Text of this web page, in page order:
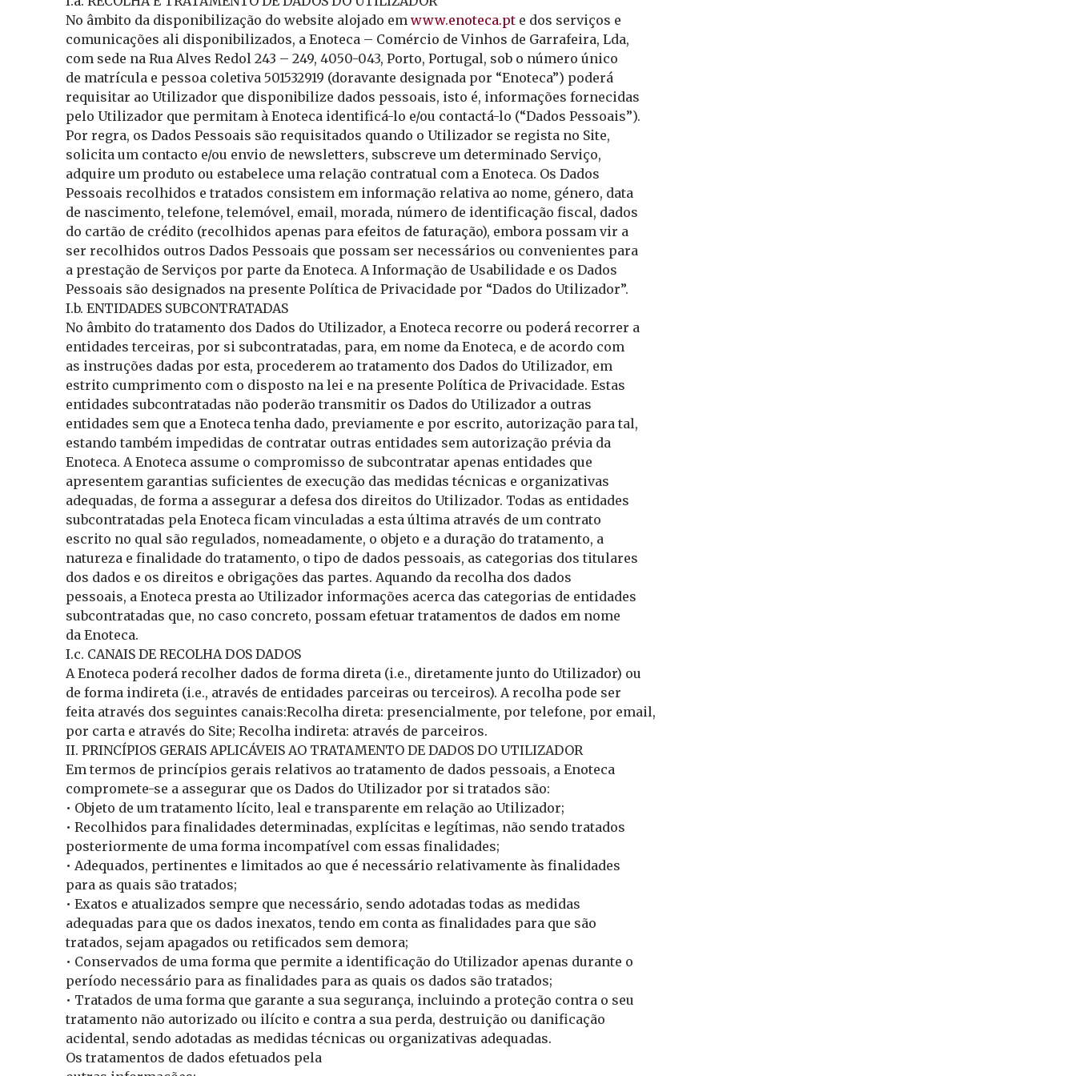
No âmbito da disponibilização do website alojado em www.enoteca.pt e dos serviços e
comunicações ali disponibilizados, a Enoteca – Comércio de Vinhos de Garrafeira, Lda,
com sede na Rua Alves Redol 243 – 249, 4050-043, Porto, Portugal, sob o número único
de matrícula e pessoa coletiva 501532919 (doravante designada por “Enoteca”) poderá
requisitar ao Utilizador que disponibilize dados pessoais, isto é, informações fornecidas
pelo Utilizador que permitam à Enoteca identificá-lo e/ou contactá-lo (“Dados Pessoais”).
Por regra, os Dados Pessoais são requisitados quando o Utilizador se regista no Site,
solicita um contacto e/ou envio de newsletters, subscreve um determinado Serviço,
adquire um produto ou estabelece uma relação contratual com a Enoteca. Os Dados
Pessoais recolhidos e tratados consistem em informação relativa ao nome, género, data
de nascimento, telefone, telemóvel, email, morada, número de identificação fiscal, dados
do cartão de crédito (recolhidos apenas para efeitos de faturação), embora possam vir a
ser recolhidos outros Dados Pessoais que possam ser necessários ou convenientes para
a prestação de Serviços por parte da Enoteca. A Informação de Usabilidade e os Dados
Pessoais são designados na presente Política de Privacidade por “Dados do Utilizador”.
I.b. ENTIDADES SUBCONTRATADAS
No âmbito do tratamento dos Dados do Utilizador, a Enoteca recorre ou poderá recorrer a
entidades terceiras, por si subcontratadas, para, em nome da Enoteca, e de acordo com
as instruções dadas por esta, procederem ao tratamento dos Dados do Utilizador, em
estrito cumprimento com o disposto na lei e na presente Política de Privacidade. Estas
entidades subcontratadas não poderão transmitir os Dados do Utilizador a outras
entidades sem que a Enoteca tenha dado, previamente e por escrito, autorização para tal,
estando também impedidas de contratar outras entidades sem autorização prévia da
Enoteca. A Enoteca assume o compromisso de subcontratar apenas entidades que
apresentem garantias suficientes de execução das medidas técnicas e organizativas
adequadas, de forma a assegurar a defesa dos direitos do Utilizador. Todas as entidades
subcontratadas pela Enoteca ficam vinculadas a esta última através de um contrato
escrito no qual são regulados, nomeadamente, o objeto e a duração do tratamento, a
natureza e finalidade do tratamento, o tipo de dados pessoais, as categorias dos titulares
dos dados e os direitos e obrigações das partes. Aquando da recolha dos dados
pessoais, a Enoteca presta ao Utilizador informações acerca das categorias de entidades
subcontratadas que, no caso concreto, possam efetuar tratamentos de dados em nome
da Enoteca.
I.c. CANAIS DE RECOLHA DOS DADOS
A Enoteca poderá recolher dados de forma direta (i.e., diretamente junto do Utilizador) ou
de forma indireta (i.e., através de entidades parceiras ou terceiros). A recolha pode ser
feita através dos seguintes canais:Recolha direta: presencialmente, por telefone, por email,
por carta e através do Site; Recolha indireta: através de parceiros.
II. PRINCÍPIOS GERAIS APLICÁVEIS AO TRATAMENTO DE DADOS DO UTILIZADOR
Em termos de princípios gerais relativos ao tratamento de dados pessoais, a Enoteca
compromete-se a assegurar que os Dados do Utilizador por si tratados são:
• Objeto de um tratamento lícito, leal e transparente em relação ao Utilizador;
• Recolhidos para finalidades determinadas, explícitas e legítimas, não sendo tratados
posteriormente de uma forma incompatível com essas finalidades;
• Adequados, pertinentes e limitados ao que é necessário relativamente às finalidades
para as quais são tratados;
• Exatos e atualizados sempre que necessário, sendo adotadas todas as medidas
adequadas para que os dados inexatos, tendo em conta as finalidades para que são
tratados, sejam apagados ou retificados sem demora;
• Conservados de uma forma que permite a identificação do Utilizador apenas durante o
período necessário para as finalidades para as quais os dados são tratados;
• Tratados de uma forma que garante a sua segurança, incluindo a proteção contra o seu
tratamento não autorizado ou ilícito e contra a sua perda, destruição ou danificação
acidental, sendo adotadas as medidas técnicas ou organizativas adequadas.
Os tratamentos de dados efetuados pela